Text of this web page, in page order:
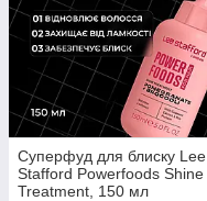
Суперфуд для блиску Lee
Stafford Powerfoods Shine
Treatment, 150 мл